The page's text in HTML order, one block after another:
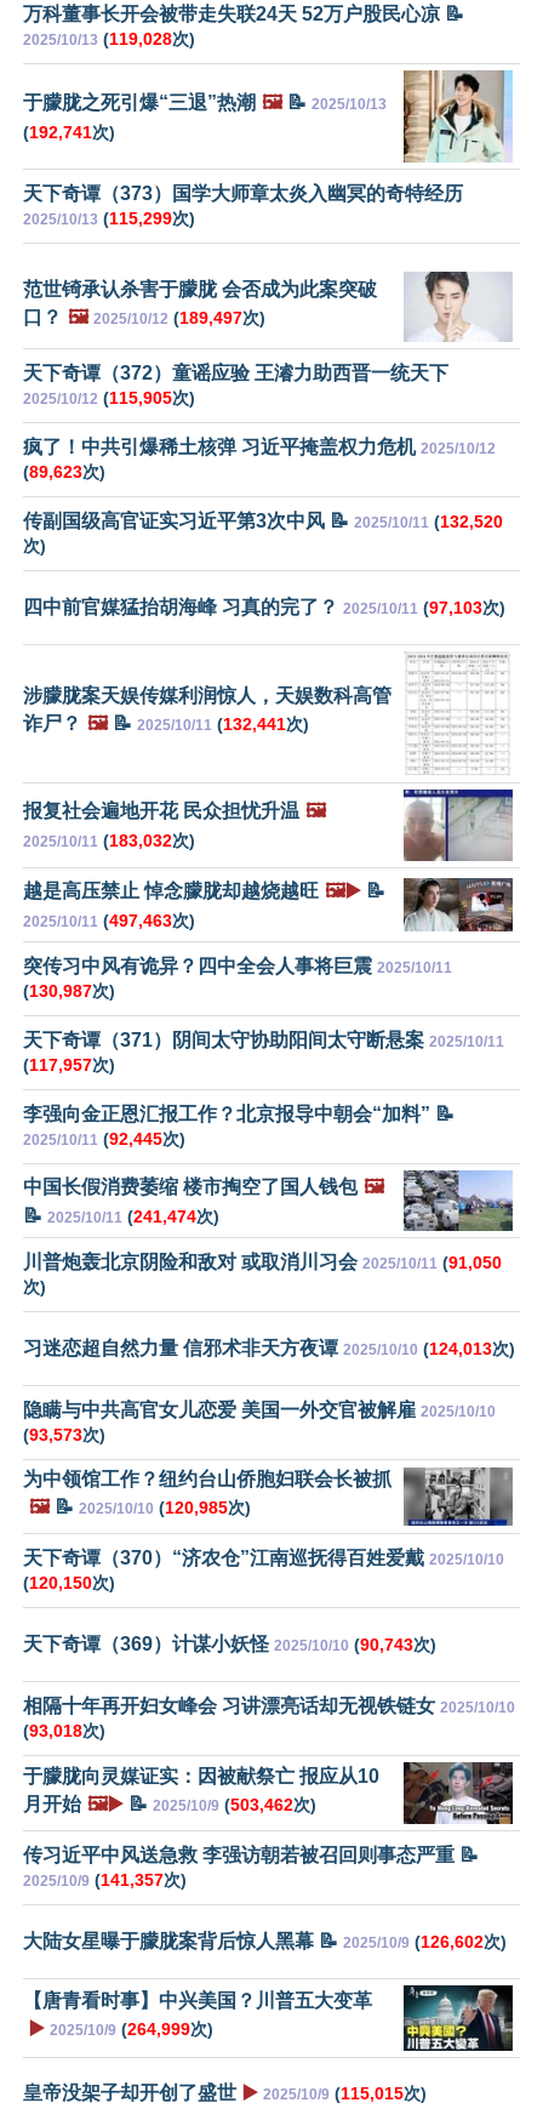
万科董事长开会被带走失联24天 52万户股民心凉 📝
2025/10/13 (119,028次)
于朦胧之死引爆“三退”热潮 🖼️📝 2025/10/13
(192,741次)
天下奇谭（373）国学大师章太炎入幽冥的奇特经历
2025/10/13 (115,299次)
范世锜承认杀害于朦胧 会否成为此案突破
口？ 🖼️ 2025/10/12 (189,497次)
天下奇谭（372）童谣应验 王濬力助西晋一统天下
2025/10/12 (115,905次)
疯了！中共引爆稀土核弹 习近平掩盖权力危机 2025/10/12
(89,623次)
传副国级高官证实习近平第3次中风 📝 2025/10/11 (132,520
次)
四中前官媒猛抬胡海峰 习真的完了？ 2025/10/11 (97,103次)
涉朦胧案天娱传媒利润惊人，天娱数科高管
诈尸？ 🖼️📝 2025/10/11 (132,441次)
报复社会遍地开花 民众担忧升温 🖼️
2025/10/11 (183,032次)
越是高压禁止 悼念朦胧却越烧越旺 🖼️▶️ 📝
2025/10/11 (497,463次)
突传习中风有诡异？四中全会人事将巨震 2025/10/11
(130,987次)
天下奇谭（371）阴间太守协助阳间太守断悬案 2025/10/11
(117,957次)
李强向金正恩汇报工作？北京报导中朝会“加料” 📝
2025/10/11 (92,445次)
中国长假消费萎缩 楼市掏空了国人钱包 🖼️
📝 2025/10/11 (241,474次)
川普炮轰北京阴险和敌对 或取消川习会 2025/10/11 (91,050
次)
习迷恋超自然力量 信邪术非天方夜谭 2025/10/10 (124,013次)
隐瞒与中共高官女儿恋爱 美国一外交官被解雇 2025/10/10
(93,573次)
为中领馆工作？纽约台山侨胞妇联会长被抓
🖼️📝 2025/10/10 (120,985次)
天下奇谭（370）“济农仓”江南巡抚得百姓爱戴 2025/10/10
(120,150次)
天下奇谭（369）计谋小妖怪 2025/10/10 (90,743次)
相隔十年再开妇女峰会 习讲漂亮话却无视铁链女 2025/10/10
(93,018次)
于朦胧向灵媒证实：因被献祭亡 报应从10
月开始 🖼️▶️ 📝 2025/10/9 (503,462次)
传习近平中风送急救 李强访朝若被召回则事态严重 📝
2025/10/9 (141,357次)
大陆女星曝于朦胧案背后惊人黑幕 📝 2025/10/9 (126,602次)
【唐青看时事】中兴美国？川普五大变革
▶️ 2025/10/9 (264,999次)
皇帝没架子却开创了盛世 ▶️ 2025/10/9 (115,015次)